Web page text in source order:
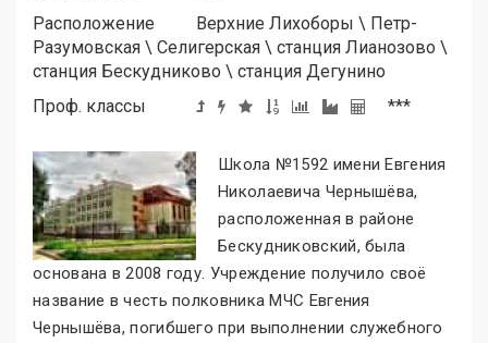
Расположение
Верхние Лихоборы \ Петр-
Разумовская \ Селигерская \ станция Лианозово \
станция Бескудниково \ станция Дегунино
Проф. классы
***
Школа №1592 имени Евгения
Николаевича Чернышёва,
расположенная в районе
Бескудниковский, была
основана в 2008 году. Учреждение получило своё
название в честь полковника МЧС Евгения
Чернышёва, погибшего при выполнении служебного